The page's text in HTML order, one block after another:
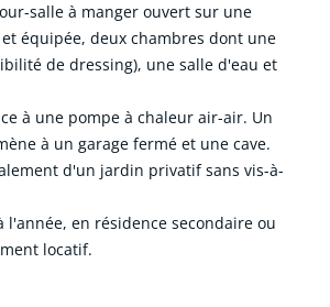
salle à manger ouvert sur une
équipée, deux chambres dont une
de dressing), une salle d'eau et
à une pompe à chaleur air-air. Un
à un garage fermé et une cave.
d'un jardin privatif sans vis-à-
l'année, en résidence secondaire ou
locatif.